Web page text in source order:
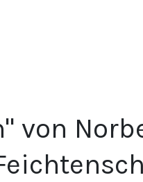
von